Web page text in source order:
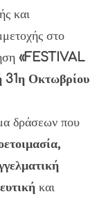
και
στο
«FESTIVAL
31η Οκτωβρίου
δράσεων που
και